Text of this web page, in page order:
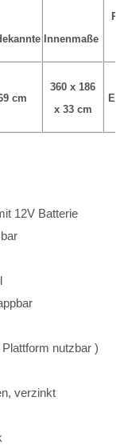
Innenmaße
cm
360 x 186
x 33 cm
12V Batterie
nutzbar )
verzinkt